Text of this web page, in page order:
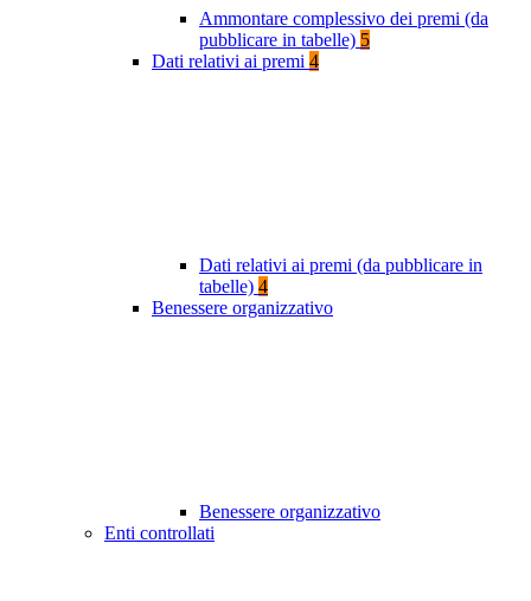
Ammontare complessivo dei premi (da
pubblicare in tabelle) 5
Dati relativi ai premi 4
Dati relativi ai premi (da pubblicare in
tabelle) 4
Benessere organizzativo
Benessere organizzativo
Enti controllati